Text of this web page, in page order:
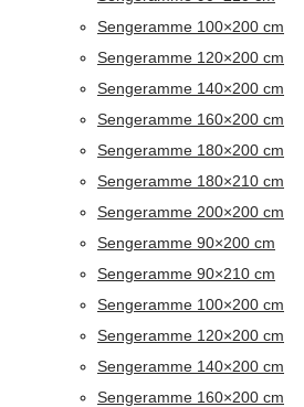
Sengeramme 100×200 cm
Sengeramme 120×200 cm
Sengeramme 140×200 cm
Sengeramme 160×200 cm
Sengeramme 180×200 cm
Sengeramme 180×210 cm
Sengeramme 200×200 cm
Sengeramme 90×200 cm
Sengeramme 90×210 cm
Sengeramme 100×200 cm
Sengeramme 120×200 cm
Sengeramme 140×200 cm
Sengeramme 160×200 cm